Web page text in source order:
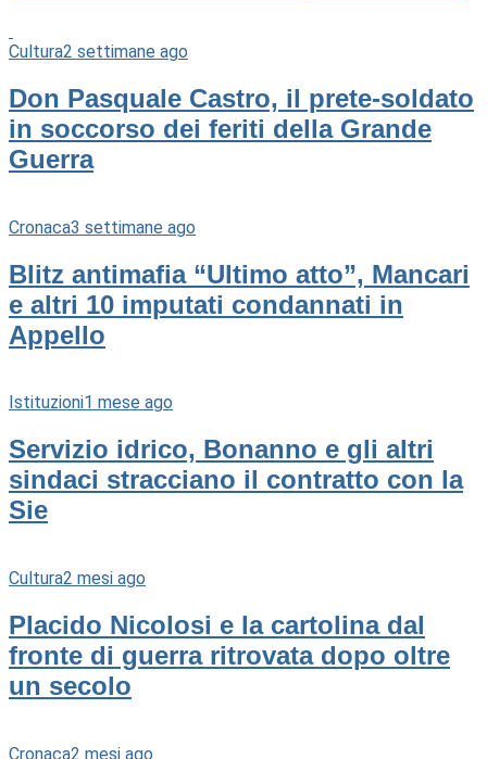
Cultura2 settimane ago
Don Pasquale Castro, il prete-soldato
in soccorso dei feriti della Grande
Guerra
Cronaca3 settimane ago
Blitz antimafia “Ultimo atto”, Mancari
e altri 10 imputati condannati in
Appello
Istituzioni1 mese ago
Servizio idrico, Bonanno e gli altri
sindaci stracciano il contratto con la
Sie
Cultura2 mesi ago
Placido Nicolosi e la cartolina dal
fronte di guerra ritrovata dopo oltre
un secolo
Cronaca2 mesi ago